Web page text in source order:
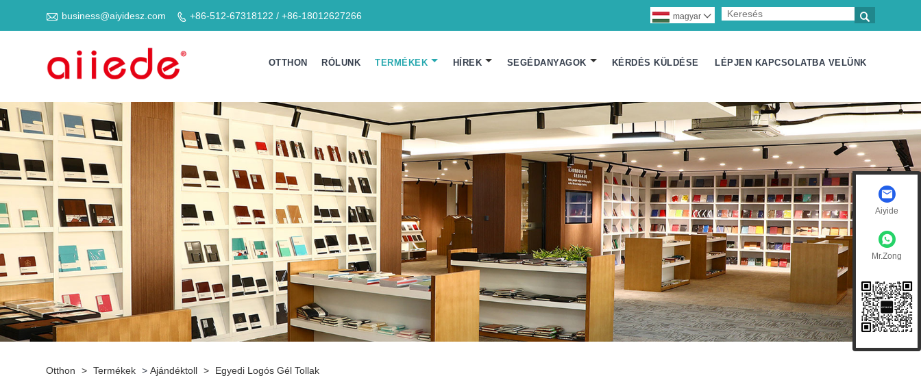
 business@aiyidesz.com  +86-512-67318122 / +86-18012627266 
magyar 
OTTHON RÓLUNK TERMÉKEK HÍREK SEGÉDANYAGOK KÉRDÉS KÜLDÉSE LÉPJEN KAPCSOLATBA VELÜNK
Otthon > Termékek >Ajándéktoll > Egyedi Logós Gél Tollak
Aiyide
Mr.Zong